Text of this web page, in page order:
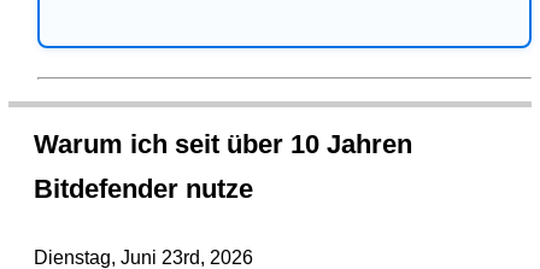
Warum ich seit über 10 Jahren
Bitdefender nutze
Dienstag, Juni 23rd, 2026